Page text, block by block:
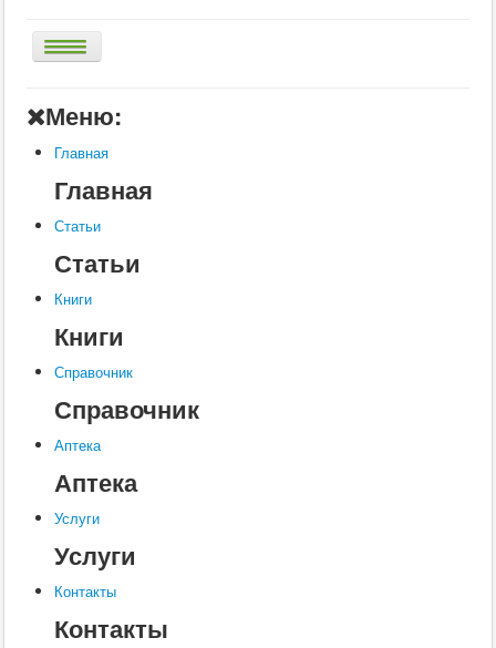
Книги
Услуги
Контакты
Шкатулки
Меню:
Главная
Главная
Статьи
Статьи
Книги
Книги
Справочник
Справочник
Аптека
Аптека
Услуги
Услуги
Контакты
Контакты